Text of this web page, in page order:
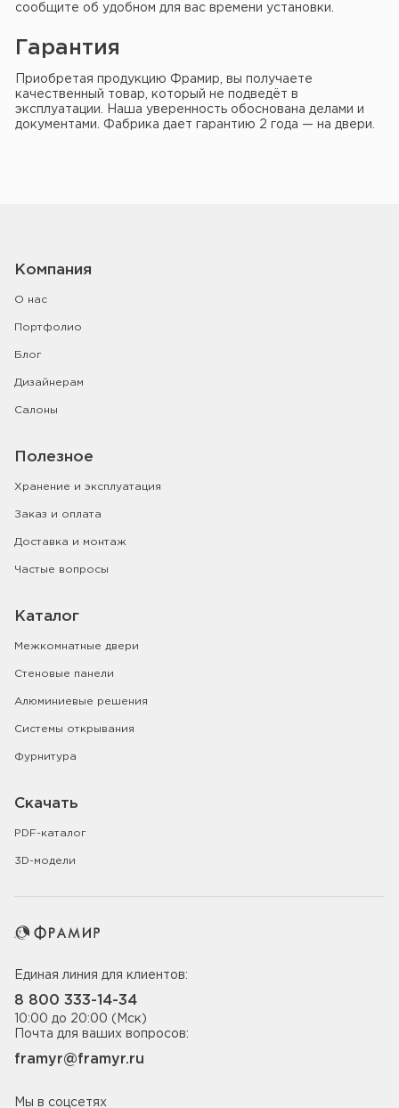
сообщите об удобном для вас времени установки.
Гарантия
Приобретая продукцию Фрамир, вы получаете
качественный товар, который не подведёт в
эксплуатации. Наша уверенность обоснована делами и
документами. Фабрика дает гарантию 2 года — на двери.
Компания
О нас
Портфолио
Блог
Дизайнерам
Салоны
Полезное
Хранение и эксплуатация
Заказ и оплата
Доставка и монтаж
Частые вопросы
Каталог
Межкомнатные двери
Стеновые панели
Алюминиевые решения
Системы открывания
Фурнитура
Скачать
PDF-каталог
3D-модели
Единая линия для клиентов:
8 800 333-14-34
10:00 до 20:00 (Мск)
Почта для ваших вопросов:
framyr@framyr.ru
Мы в соцсетях